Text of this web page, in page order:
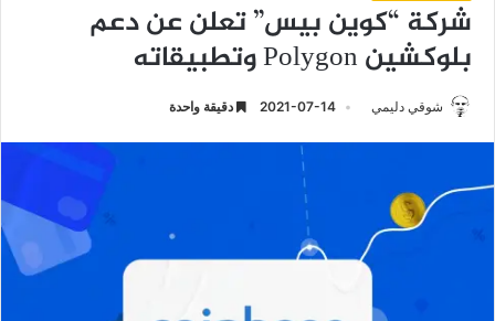
شركة “كوين بيس” تعلن عن دعم
بلوكشين Polygon وتطبيقاته
شوقي دليمي 2021-07-14 دقيقة واحدة